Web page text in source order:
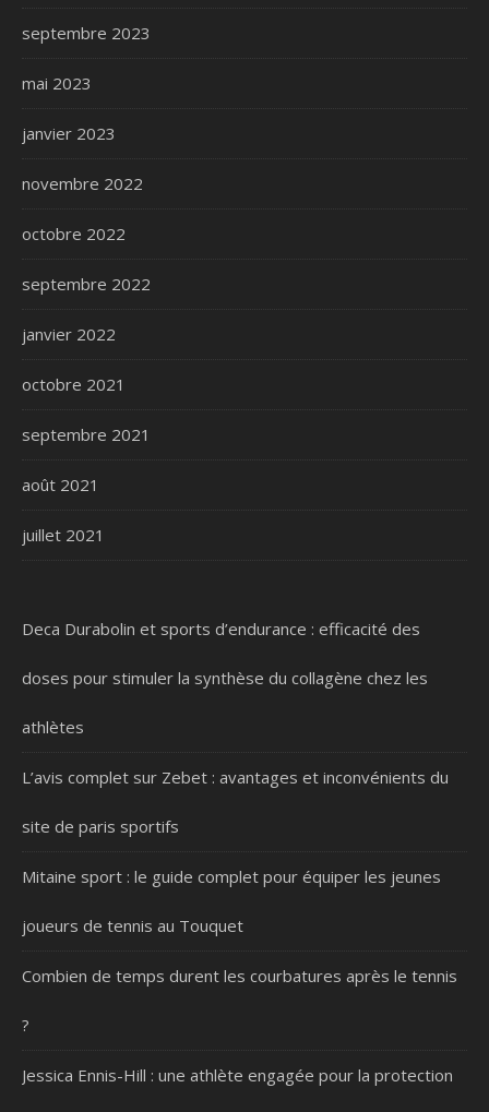
septembre 2023
mai 2023
janvier 2023
novembre 2022
octobre 2022
septembre 2022
janvier 2022
octobre 2021
septembre 2021
août 2021
juillet 2021
Deca Durabolin et sports d’endurance : efficacité des
doses pour stimuler la synthèse du collagène chez les
athlètes
L’avis complet sur Zebet : avantages et inconvénients du
site de paris sportifs
Mitaine sport : le guide complet pour équiper les jeunes
joueurs de tennis au Touquet
Combien de temps durent les courbatures après le tennis
?
Jessica Ennis-Hill : une athlète engagée pour la protection